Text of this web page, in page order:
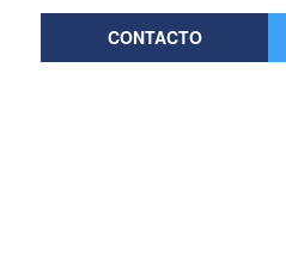
CONTACTO